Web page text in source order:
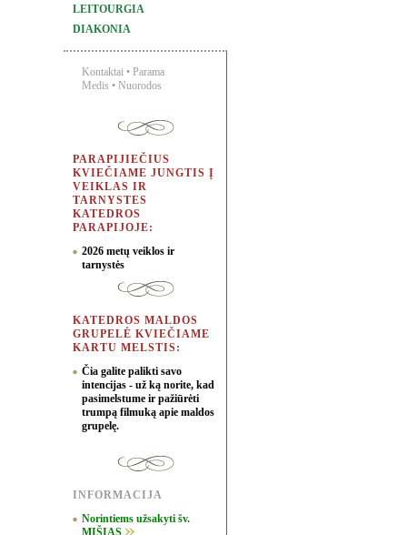
LEITOURGIA
DIAKONIA
Kontaktai • Parama
Medis • Nuorodos
PARAPIJIEČIUS
KVIEČIAME JUNGTIS Į
VEIKLAS IR
TARNYSTES
KATEDROS
PARAPIJOJE:
2026 metų veiklos ir
tarnystės
KATEDROS MALDOS
GRUPELĖ KVIEČIAME
KARTU MELSTIS:
Čia galite palikti savo
intencijas - už ką norite, kad
pasimelstume ir pažiūrėti
trumpą filmuką apie maldos
grupelę.
INFORMACIJA
Norintiems užsakyti šv.
MIŠIAS